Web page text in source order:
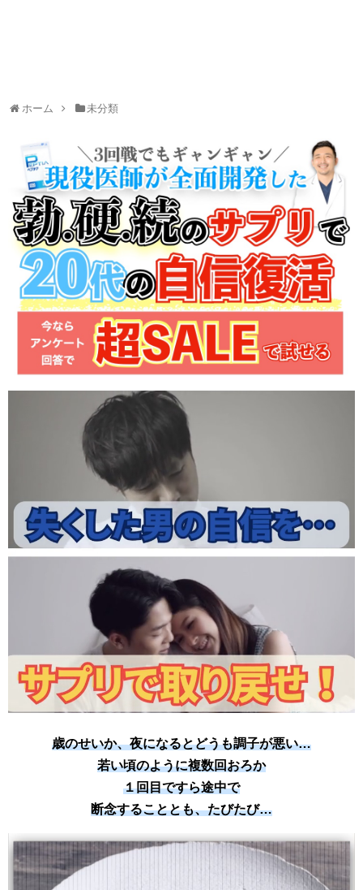
ホーム 未分類
歳のせいか、夜になるとどうも調子が悪い…
若い頃のように複数回おろか
１回目ですら途中で
断念することとも、たびたび…